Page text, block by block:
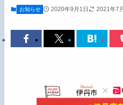
お知らせ 2020年9月1日 2021年7